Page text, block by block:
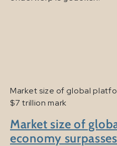
Market size of global
$7 trillion mark
Market size of
economy